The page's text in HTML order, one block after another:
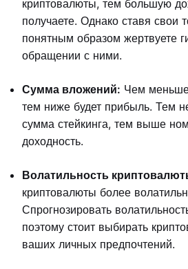
криптовалюты, тем большую
получаете. Однако ставя свои
понятным образом жертвуете
обращении с ними.
Сумма вложений: Чем
тем ниже будет прибыль. Тем
сумма стейкинга, тем выше
доходность.
Волатильность
криптовалюты более
Спрогнозировать
поэтому стоит выбирать
ваших личных предпочтений.